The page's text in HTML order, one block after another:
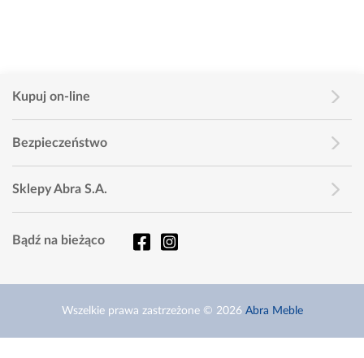
Kupuj on-line
Bezpieczeństwo
Sklepy Abra S.A.
Bądź na bieżąco
Wszelkie prawa zastrzeżone © 2026 Abra Meble